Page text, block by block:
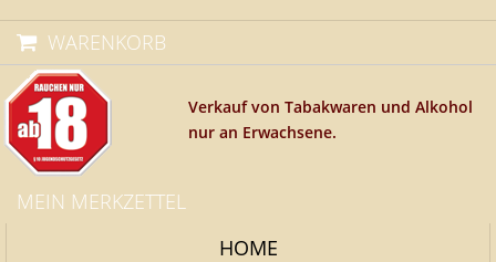
WARENKORB
Verkauf von Tabakwaren und Alkohol
nur an Erwachsene.
MEIN MERKZETTEL
HOME